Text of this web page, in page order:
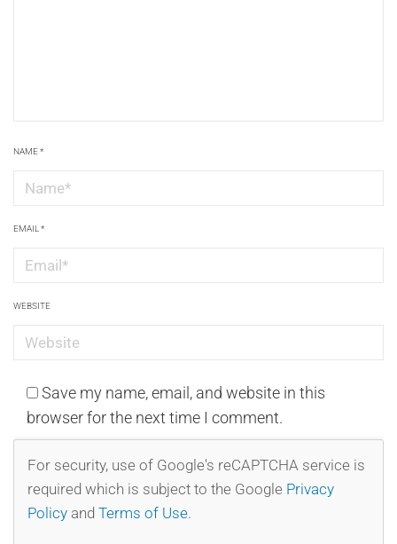
NAME*
EMAIL*
WEBSITE
Save my name, email, and website in this
browser for the next time I comment.
For security, use of Google's reCAPTCHA service is
required which is subject to the Google Privacy
Policy and Terms of Use.